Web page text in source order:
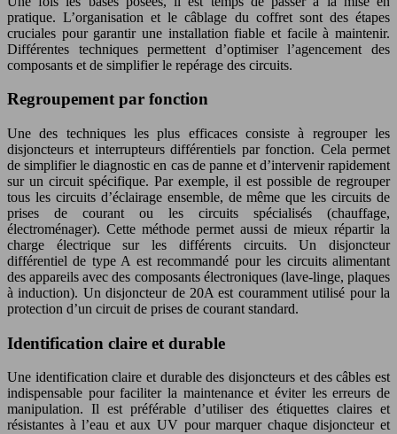
pratique. L’organisation et le câblage du coffret sont des étapes
cruciales pour garantir une installation fiable et facile à maintenir.
Différentes techniques permettent d’optimiser l’agencement des
composants et de simplifier le repérage des circuits.
Regroupement par fonction
Une des techniques les plus efficaces consiste à regrouper les
disjoncteurs et interrupteurs différentiels par fonction. Cela permet
de simplifier le diagnostic en cas de panne et d’intervenir rapidement
sur un circuit spécifique. Par exemple, il est possible de regrouper
tous les circuits d’éclairage ensemble, de même que les circuits de
prises de courant ou les circuits spécialisés (chauffage,
électroménager). Cette méthode permet aussi de mieux répartir la
charge électrique sur les différents circuits. Un disjoncteur
différentiel de type A est recommandé pour les circuits alimentant
des appareils avec des composants électroniques (lave-linge, plaques
à induction). Un disjoncteur de 20A est couramment utilisé pour la
protection d’un circuit de prises de courant standard.
Identification claire et durable
Une identification claire et durable des disjoncteurs et des câbles est
indispensable pour faciliter la maintenance et éviter les erreurs de
manipulation. Il est préférable d’utiliser des étiquettes claires et
résistantes à l’eau et aux UV pour marquer chaque disjoncteur et